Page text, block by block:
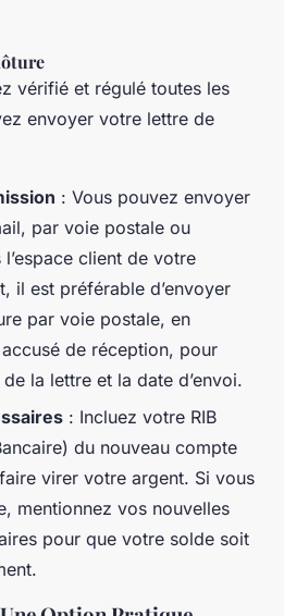
vérifié et régulé toutes les
envoyer votre lettre de
: Vous pouvez envoyer
par voie postale ou
client de votre
il est préférable d’envoyer
par voie postale, en
de réception, pour
la lettre et la date d’envoi.
: Incluez votre RIB
du nouveau compte
virer votre argent. Si vous
mentionnez vos nouvelles
pour que votre solde soit